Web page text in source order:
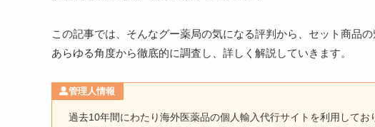
この記事では、そんなグー薬局の気になる評判から、セット商品
あらゆる角度から徹底的に調査し、詳しく解説していきます。
管理人情報
過去10年間にわたり海外医薬品の個人輸入代行サイトを利用して